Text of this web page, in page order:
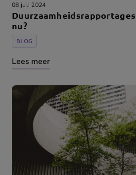
08 juli 2024
nu?
BLOG
Lees meer